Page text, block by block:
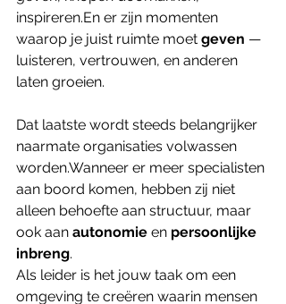
inspireren.En er zijn momenten
waarop je juist ruimte moet geven —
luisteren, vertrouwen, en anderen
laten groeien.
Dat laatste wordt steeds belangrijker
naarmate organisaties volwassen
worden.Wanneer er meer specialisten
aan boord komen, hebben zij niet
alleen behoefte aan structuur, maar
ook aan autonomie en persoonlijke
inbreng.
Als leider is het jouw taak om een
omgeving te creëren waarin mensen